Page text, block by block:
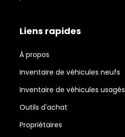
Liens rapides
À propos
Inventaire de véhicules neufs
Inventaire de véhicules usagés
Outils d'achat
Propriétaires